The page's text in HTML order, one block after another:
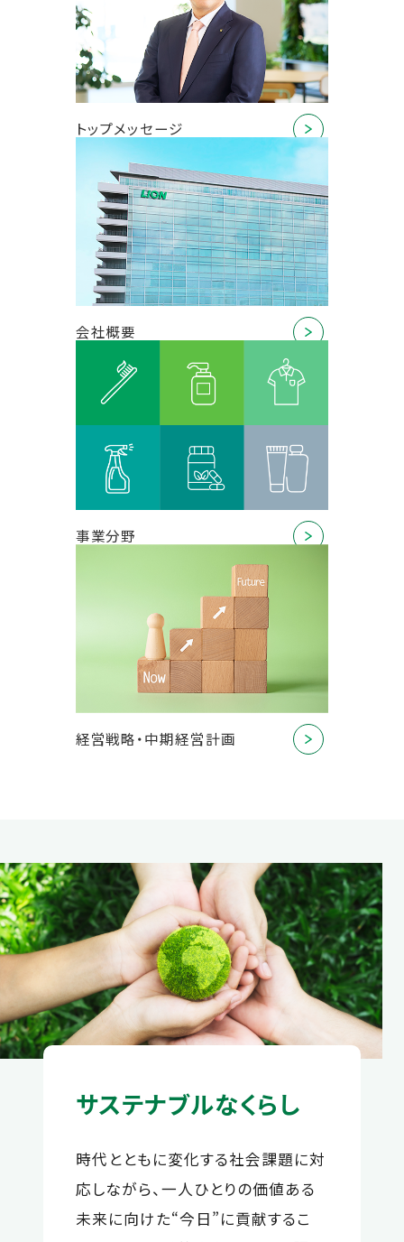
トップメッセージ
会社概要
事業分野
経営戦略・中期経営計画
サステナブルなくらし
時代とともに変化する社会課題に対
応しながら、⼀⼈ひとりの価値ある
未来に向けた“今日”に貢献するこ